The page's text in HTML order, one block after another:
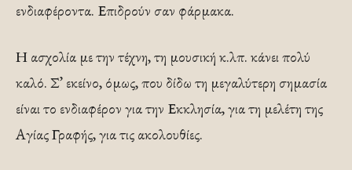
ενδιαφέροντα. Επιδρούν σαν φάρμακα.
Η ασχολία με την τέχνη, τη μουσική κ.λπ. κάνει πολύ
καλό. Σ’ εκείνο, όμως, που δίδω τη μεγαλύτερη σημασία
είναι το ενδιαφέρον για την Εκκλησία, για τη μελέτη της
Αγίας Γραφής, για τις ακολουθίες.